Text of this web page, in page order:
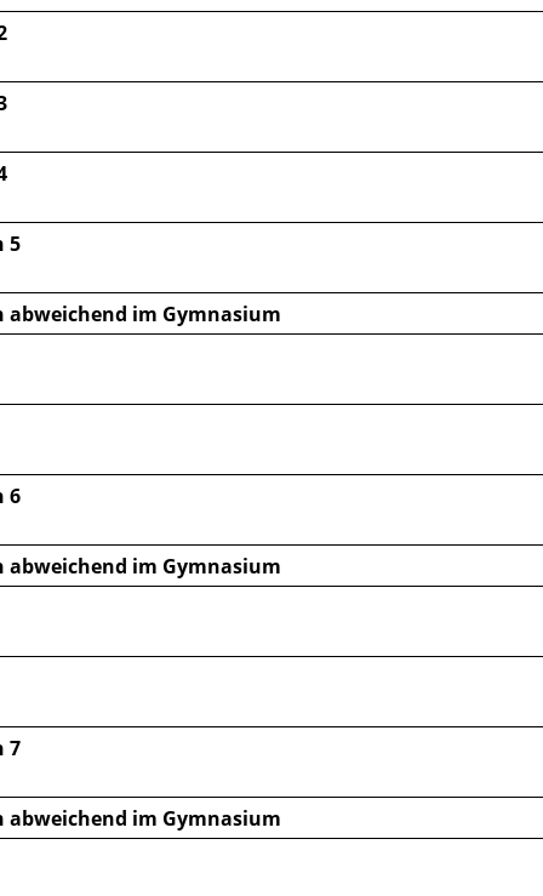
5
abweichend im Gymnasium
6
abweichend im Gymnasium
7
abweichend im Gymnasium